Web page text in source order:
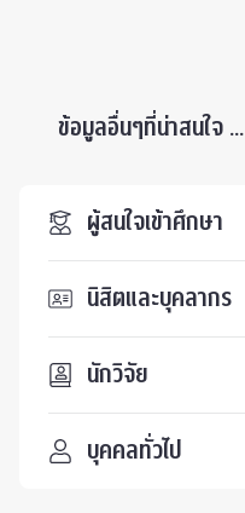
ข้อมูลอื่นๆที่น่าสนใจ ...
ผู้สนใจเข้าศึกษา
นิสิตและบุคลากร
นักวิจัย
บุคคลทั่วไป